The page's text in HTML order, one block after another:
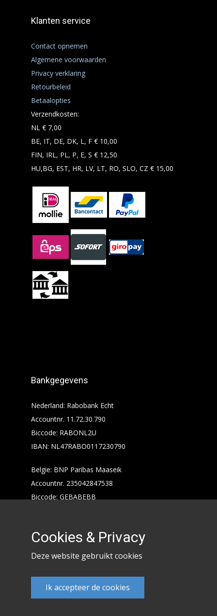
Klanten service
Contact opnemen
Algemene voorwaarden
Privacy verklaring
Retourbeleid
Betaalopties
Verzendkosten:
NL € 7,00
BE, IT, DE, DK, L, F € 10,00
FIN, IRL, PL, P, E, S € 12,50
HU,BG, EST, HR, LV, LT, RO, SLO, CZ € 15,00
Bankgegevens
Nederland: Rabobank Echt
Accountnr. 11.72.30.790
Biccode: RABONL2U
IBAN: NL47RABO0117230790
Belgie: BNP Paribas Maaseik
Accountnr. 235042847538
Biccode: GEBABEBB
Keencarp 2020
Cookies & Privacy
Deze website gebruikt cookies
Ik accepteer de cookies